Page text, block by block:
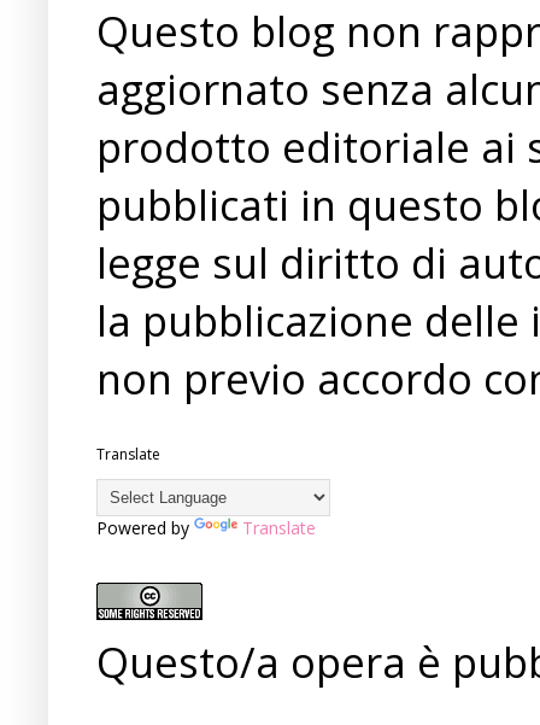
Questo blog non
aggiornato senza
prodotto editoriale ai
pubblicati in questo
legge sul diritto di
la pubblicazione
non previo accordo
Translate
Powered by Translate
Questo/a opera è